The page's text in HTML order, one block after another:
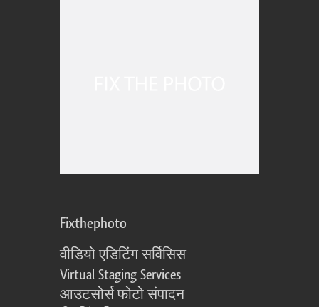
Fixthephoto
वीडियो एडिटिंग सर्विसिस
Virtual Staging Services
आउटसोर्स फोटो संपादन